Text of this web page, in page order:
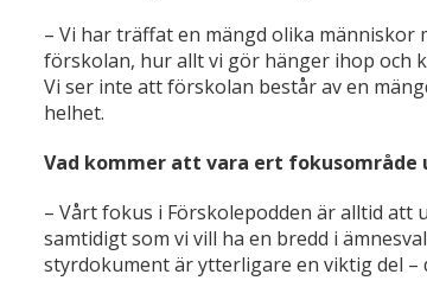
– Vi har träffat en mängd olika människor
förskolan, hur allt vi gör hänger ihop och
Vi ser inte att förskolan består av en
helhet.
Vad kommer att vara ert fokusområde
– Vårt fokus i Förskolepodden är alltid
samtidigt som vi vill ha en bredd i
styrdokument är ytterligare en viktig del